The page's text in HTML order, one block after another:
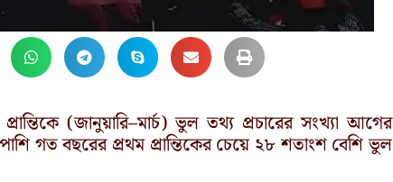
(জানুয়ারি–মার্চ) ভুল তথ্য প্রচারের সংখ্যা আগের
গত বছরের প্রথম প্রান্তিকের চেয়ে ২৮ শতাংশ বেশি ভুল